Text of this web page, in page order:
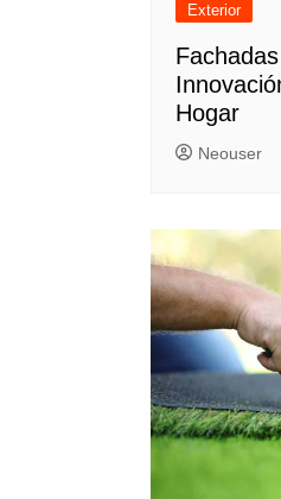
Exterior
Hogar
Neouser